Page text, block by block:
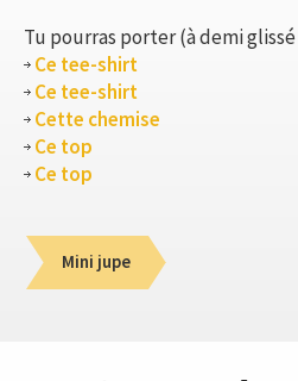
Tu pourras porter (à demi
Ce tee-shirt
Ce tee-shirt
Cette chemise
Ce top
Ce top
Mini jupe